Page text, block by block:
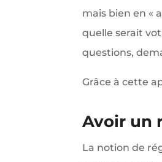
mais bien en «
quelle serait
questions,
Grâce à cette
Avoir un
La notion de